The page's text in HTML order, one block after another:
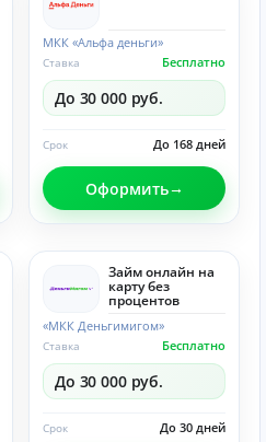
МКК «Альфа деньги»
Бесплатно
Ставка
До 30 000 руб.
До 168 дней
Срок
Оформить
Займ онлайн на
карту без
процентов
«МКК Деньгимигом»
Бесплатно
Ставка
До 30 000 руб.
До 30 дней
Срок